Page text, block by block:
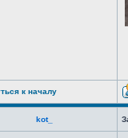
к началу
kot_